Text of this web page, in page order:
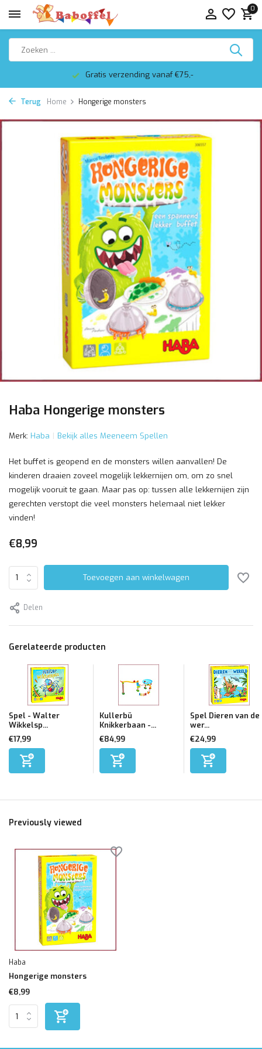
0
Gratis verzending vanaf €75,-
Terug Home Hongerige monsters
Haba Hongerige monsters
Merk: Haba Bekijk alles Meeneem Spellen
Het buffet is geopend en de monsters willen aanvallen! De
kinderen draaien zoveel mogelijk lekkernijen om, om zo snel
mogelijk vooruit te gaan. Maar pas op: tussen alle lekkernijen zijn
gerechten verstopt die veel monsters helemaal niet lekker
vinden!
€8,99
Toevoegen aan winkelwagen
Delen
Gerelateerde producten
Spel - Walter
Wikkelsp...
€17,99
Kullerbü
Knikkerbaan -...
€84,99
Spel Dieren van de
wer...
€24,99
Previously viewed
Haba
Hongerige monsters
€8,99